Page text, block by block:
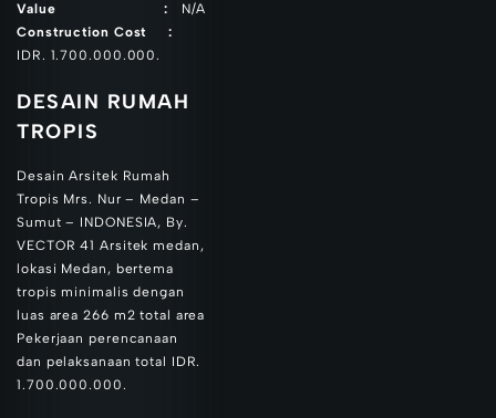
Value : N/A
Construction Cost :
IDR. 1.700.000.000.
DESAIN RUMAH
TROPIS
Desain Arsitek Rumah
Tropis Mrs. Nur – Medan –
Sumut – INDONESIA, By.
VECTOR 41 Arsitek medan,
lokasi Medan, bertema
tropis minimalis dengan
luas area 266 m2 total area
Pekerjaan perencanaan
dan pelaksanaan total IDR.
1.700.000.000.